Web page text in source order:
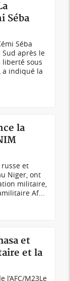
Séba
Séba
après le
liberté sous
a indiqué la
la
russe et
Niger, ont
militaire,
Af...
et
et la
M23Le